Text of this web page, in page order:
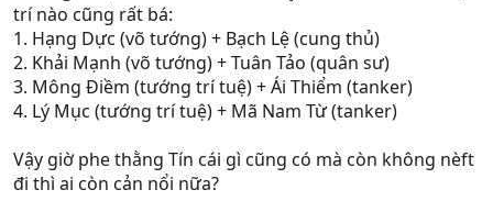
trí nào cũng rất bá:
1. Hạng Dực (võ tướng) + Bạch Lệ (cung thủ)
2. Khải Mạnh (võ tướng) + Tuân Tảo (quân sư)
3. Mông Điềm (tướng trí tuệ) + Ái Thiểm (tanker)
4. Lý Mục (tướng trí tuệ) + Mã Nam Từ (tanker)
Vậy giờ phe thằng Tín cái gì cũng có mà còn không nèft
đi thì ai còn cản nổi nữa?